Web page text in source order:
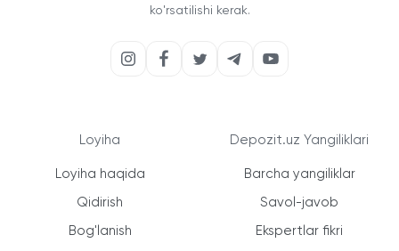
ko'rsatilishi kerak.
Loyiha
Loyiha haqida
Qidirish
Bog'lanish
Depozit.uz Yangiliklari
Barcha yangiliklar
Savol-javob
Ekspertlar fikri